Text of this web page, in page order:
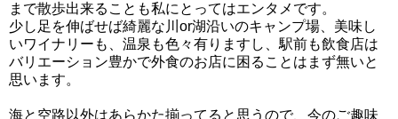
まで散歩出来ることも私にとってはエンタメです。
少し足を伸ばせば綺麗な川or湖沿いのキャンプ場、美味し
いワイナリーも、温泉も色々有りますし、駅前も飲食店は
バリエーション豊かで外食のお店に困ることはまず無いと
思います。
海と空路以外はあらかた揃ってると思うので、今のご趣味